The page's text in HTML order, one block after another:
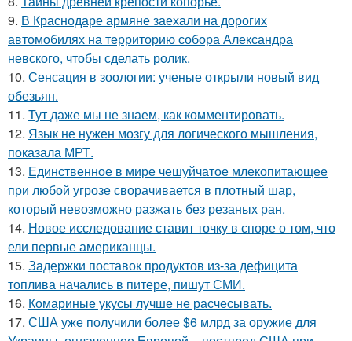
9. В Краснодаре армяне заехали на дорогих
автомобилях на территорию собора Александра
невского, чтобы сделать ролик.
10. Сенсация в зоологии: ученые открыли новый вид
обезьян.
11. Тут даже мы не знаем, как комментировать.
12. Язык не нужен мозгу для логического мышления,
показала МРТ.
13. Единственное в мире чешуйчатое млекопитающее
при любой угрозе сворачивается в плотный шар,
который невозможно разжать без резаных ран.
14. Новое исследование ставит точку в споре о том, что
ели первые американцы.
15. Задержки поставок продуктов из-за дефицита
топлива начались в питере, пишут СМИ.
16. Комариные укусы лучше не расчесывать.
17. США уже получили более $6 млрд за оружие для